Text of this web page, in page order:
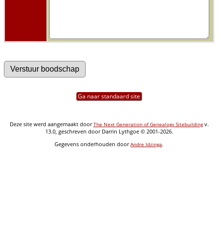
Ga naar standaard site
Deze site werd aangemaakt doorThe Next Generation of Genealogy Sitebuildingv.
13.0, geschreven door Darrin Lythgoe © 2001-2026.
Gegevens onderhouden doorAndre Idzinga.